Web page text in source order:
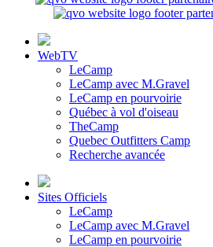
WebTV
LeCamp
LeCamp avec M.Gravel
LeCamp en pourvoirie
Québec à vol d'oiseau
TheCamp
Quebec Outfitters Camp
Recherche avancée
Sites Officiels
LeCamp
LeCamp avec M.Gravel
LeCamp en pourvoirie